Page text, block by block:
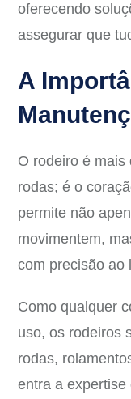
oferecendo
assegurar que
A
O rodeiro é mais
rodas; é o
permite não
movimentem,
com precisão ao
Como qualquer
uso, os rodeiros
rodas,
entra a expertise